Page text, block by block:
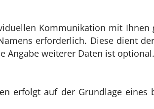
Kommunikation mit Ihnen
erforderlich. Diese dient
Angabe weiterer Daten ist optional.
erfolgt auf der Grundlage eines